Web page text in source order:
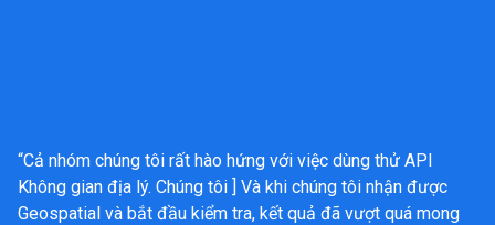
“Cả nhóm chúng tôi rất hào hứng với việc dùng thử API
Không gian địa lý. Chúng tôi ] Và khi chúng tôi nhận được
Geospatial và bắt đầu kiểm tra, kết quả đã vượt quá mong